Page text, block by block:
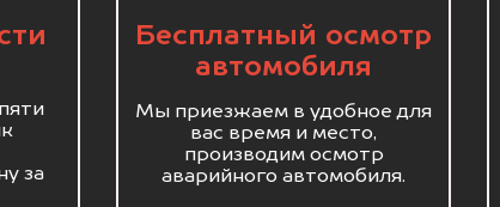
за
Бесплатный осмотр
автомобиля
Мы приезжаем в удобное для
вас время и место,
производим осмотр
аварийного автомобиля.